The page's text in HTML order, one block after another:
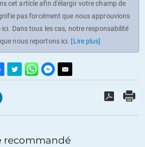
cet article afin d'élargir votre champ de
pas forcément que nous approuvions
ici. Dans tous les cas, notre responsabilité
nous reportons ici. [Lire plus]
recommandé